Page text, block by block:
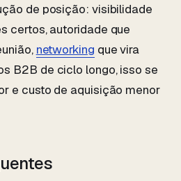
de posição: visibilidade
certos, autoridade que
networking que vira
B2B de ciclo longo, isso se
e custo de aquisição menor